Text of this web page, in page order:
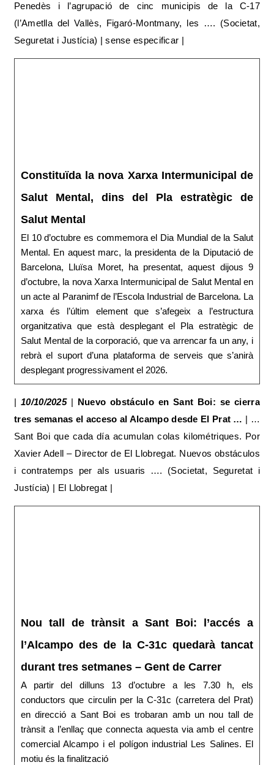
Penedès i l’agrupació de cinc municipis de la C-17
(l’Ametlla del Vallès, Figaró-Montmany, les …. (Societat,
Seguretat i Justícia) | sense especificar |
Constituïda la nova Xarxa Intermunicipal de
Salut Mental, dins del Pla estratègic de
Salut Mental
El 10 d’octubre es commemora el Dia Mundial de la Salut
Mental. En aquest marc, la presidenta de la Diputació de
Barcelona, Lluïsa Moret, ha presentat, aquest dijous 9
d’octubre, la nova Xarxa Intermunicipal de Salut Mental en
un acte al Paranimf de l’Escola Industrial de Barcelona. La
xarxa és l’últim element que s’afegeix a l’estructura
organitzativa que està desplegant el Pla estratègic de
Salut Mental de la corporació, que va arrencar fa un any, i
rebrà el suport d’una plataforma de serveis que s’anirà
desplegant progressivament el 2026.
|10/10/2025| Nuevo obstáculo en Sant Boi: se cierra
tres semanas el acceso al Alcampo desde El Prat … | …
Sant Boi que cada día acumulan colas kilométriques. Por
Xavier Adell – Director de El Llobregat. Nuevos obstáculos
i contratemps per als usuaris …. (Societat, Seguretat i
Justícia) | El Llobregat |
Nou tall de trànsit a Sant Boi: l’accés a
l’Alcampo des de la C-31c quedarà tancat
durant tres setmanes – Gent de Carrer
A partir del dilluns 13 d’octubre a les 7.30 h, els
conductors que circulin per la C-31c (carretera del Prat)
en direcció a Sant Boi es trobaran amb un nou tall de
trànsit a l’enllaç que connecta aquesta via amb el centre
comercial Alcampo i el polígon industrial Les Salines. El
motiu és la finalització